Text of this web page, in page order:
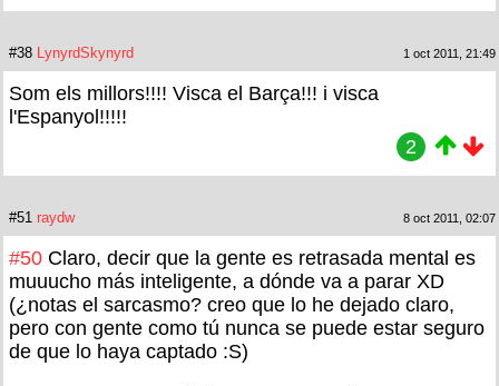
#38 LynyrdSkynyrd 1 oct 2011, 21:49
Som els millors!!!! Visca el Barça!!! i visca
l'Espanyol!!!!!
2
#51 raydw 8 oct 2011, 02:07
#50 Claro, decir que la gente es retrasada mental es
muuucho más inteligente, a dónde va a parar XD
(¿notas el sarcasmo? creo que lo he dejado claro,
pero con gente como tú nunca se puede estar seguro
de que lo haya captado :S)